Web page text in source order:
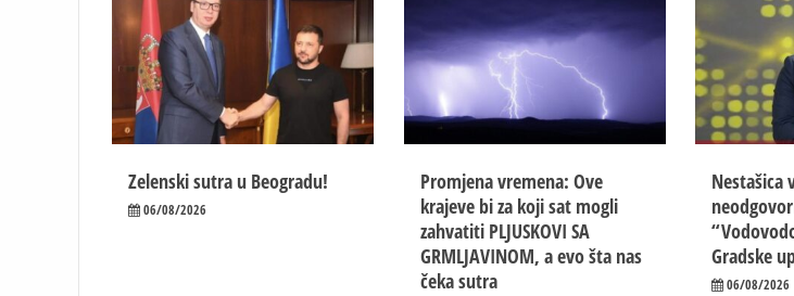
Zelenski sutra u Beogradu!
06/08/2026
Promjena vremena: Ove
krajeve bi za koji sat mogli
zahvatiti PLJUSKOVI SA
GRMLJAVINOM, a evo šta nas
čeka sutra
Nestašica
Gradske
06/08/2026